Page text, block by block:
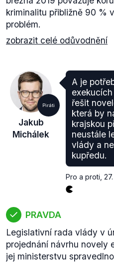
kriminalitu přibližně 90 %
problém.
zobrazit celé odůvodnění
Piráti
Jakub
Michálek
A je
řešit
která by
krajskou
neustále
vlády a
kupředu.
Pro a proti
PRAVDA
Legislativní rada vlády v
projednání návrhu novely
jej ministerstvu